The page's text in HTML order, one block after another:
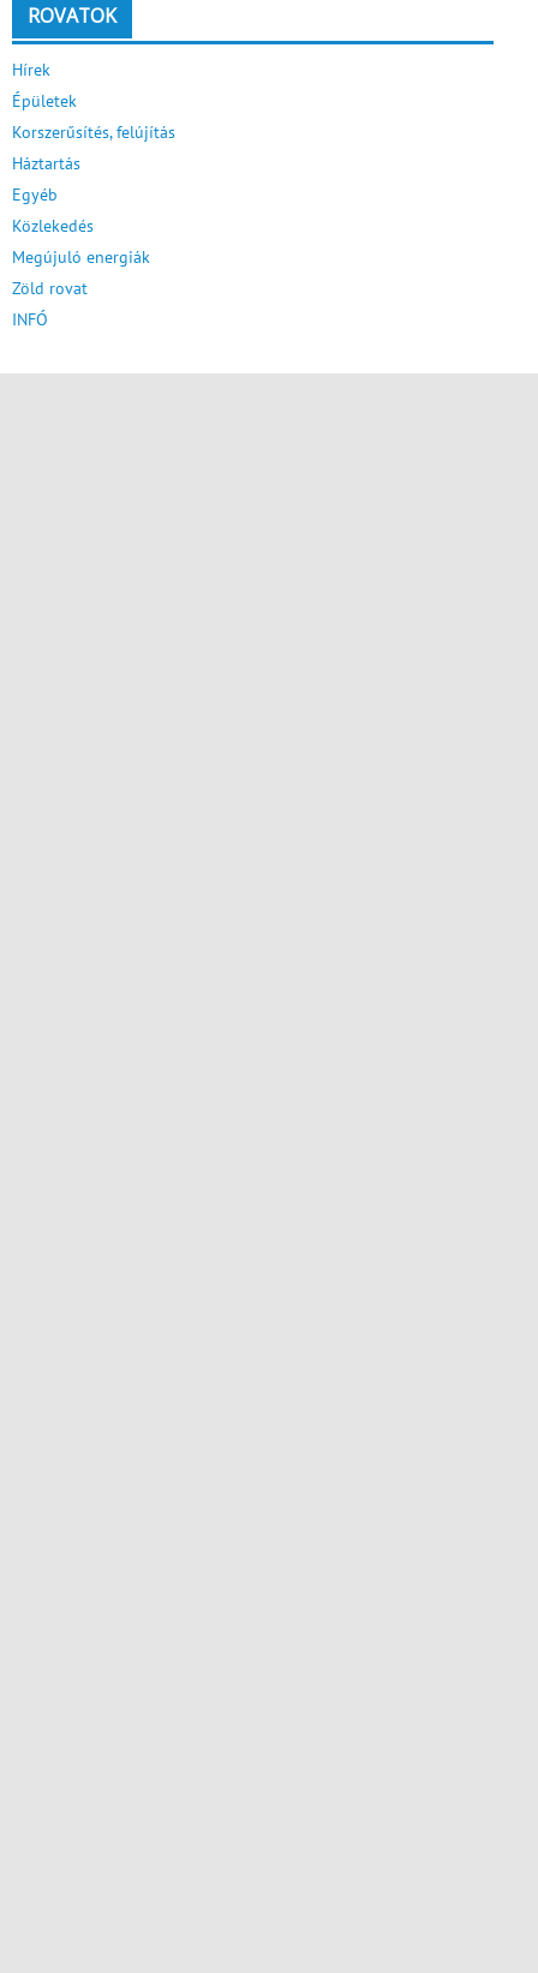
ROVATOK
Hírek
Épületek
Korszerűsítés, felújítás
Háztartás
Egyéb
Közlekedés
Megújuló energiák
Zöld rovat
INFÓ